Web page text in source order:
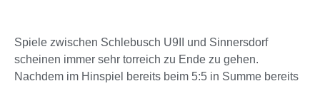
Spiele zwischen Schlebusch U9II und Sinnersdorf
scheinen immer sehr torreich zu Ende zu gehen.
Nachdem im Hinspiel bereits beim 5:5 in Summe bereits